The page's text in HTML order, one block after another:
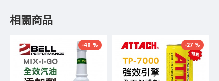
相關商品
-40 % -27 %